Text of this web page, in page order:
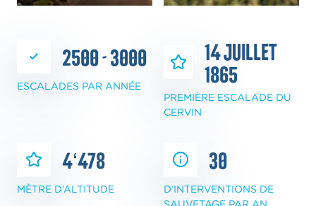
2500 - 3000
ESCALADES PAR ANNÉE
14 juillet
1865
PREMIÈRE ESCALADE DU
CERVIN
4‘478
MÈTRE D’ALTITUDE
30
D’INTERVENTIONS DE